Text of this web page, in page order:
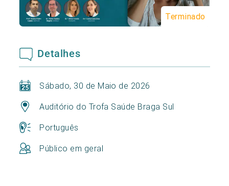
Terminado
Detalhes
Sábado, 30 de Maio de 2026
Auditório do Trofa Saúde Braga Sul
Português
Público em geral